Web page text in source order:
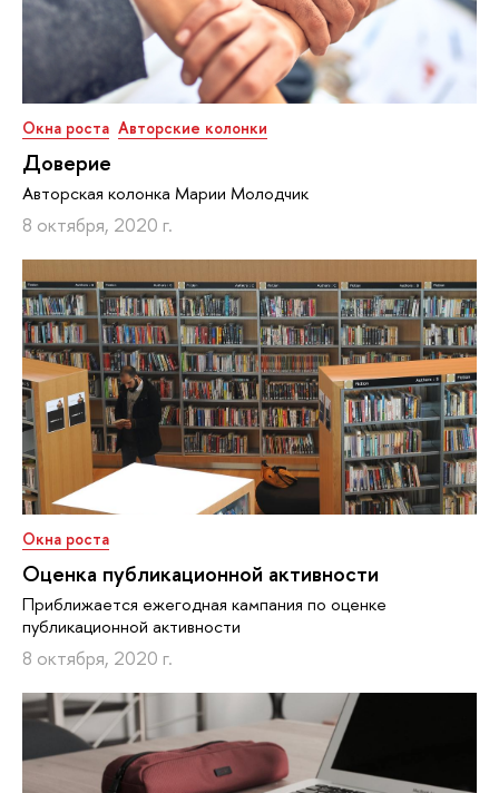
Окна роста Авторские колонки
Доверие
Авторская колонка Марии Молодчик
8 октября, 2020 г.
Окна роста
Оценка публикационной активности
Приближается ежегодная кампания по оценке
публикационной активности
8 октября, 2020 г.